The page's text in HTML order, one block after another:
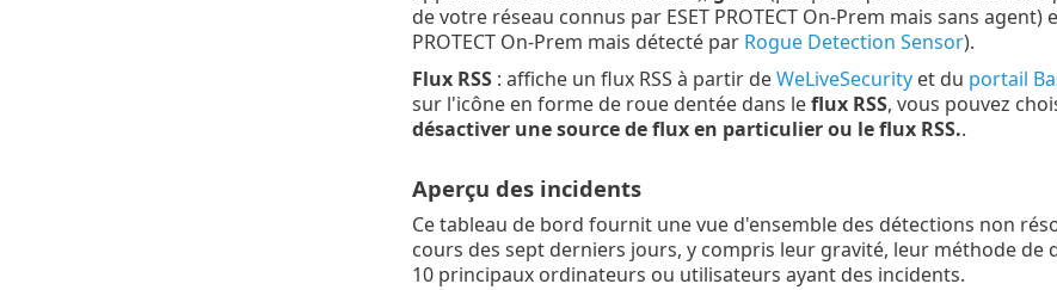
de votre réseau connus par ESET PROTECT On-Prem mais sans agent)
PROTECT On-Prem mais détecté par Rogue Detection Sensor).
Flux RSS: affiche un flux RSS à partir deWeLiveSecurityet du portail
sur l'icône en forme de roue dentée dans leflux RSS, vous pouvez
désactiver une source de flux en particulier ou le flux RSS..
Aperçu des incidents
Ce tableau de bord fournit une vue d'ensemble des détections non
cours des sept derniers jours, y compris leur gravité, leur méthode
10 principaux ordinateurs ou utilisateurs ayant des incidents.